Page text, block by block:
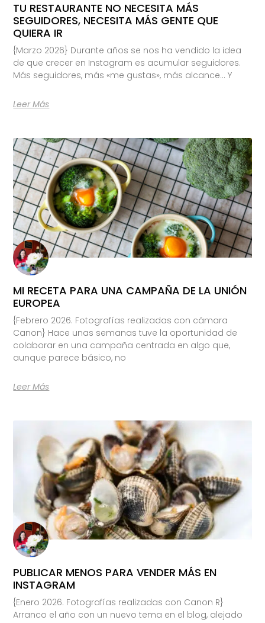
TU RESTAURANTE NO NECESITA MÁS
SEGUIDORES, NECESITA MÁS GENTE QUE
QUIERA IR
{Marzo 2026} Durante años se nos ha vendido la idea
de que crecer en Instagram es acumular seguidores.
Más seguidores, más «me gustas», más alcance… Y
Leer Más
MI RECETA PARA UNA CAMPAÑA DE LA UNIÓN
EUROPEA
{Febrero 2026. Fotografías realizadas con cámara
Canon} Hace unas semanas tuve la oportunidad de
colaborar en una campaña centrada en algo que,
aunque parece básico, no
Leer Más
PUBLICAR MENOS PARA VENDER MÁS EN
INSTAGRAM
{Enero 2026. Fotografías realizadas con Canon R}
Arranco el año con un nuevo tema en el blog, alejado